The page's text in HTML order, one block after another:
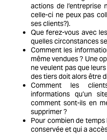
actions de l’entreprise
celle-ci ne peux pas
ses clients?).
Que ferez-vous avec
quelles circonstances
Comment les
même vendues ? Une
ne veulent pas que
des tiers doit alors être
Comment les
informations qu’un
comment sont-ils en
supprimer ?
Pour combien de
conservée et qui a